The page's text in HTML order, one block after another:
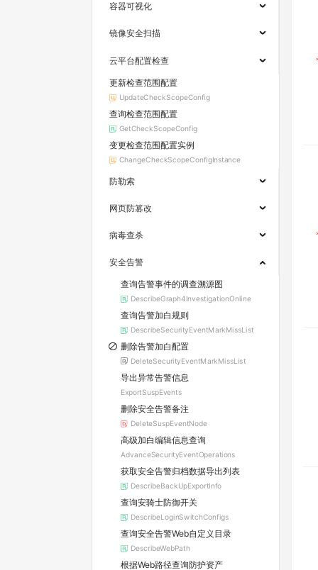
容器可视化
镜像安全扫描
云平台配置检查
更新检查范围配置
UpdateCheckScopeConfig
查询检查范围配置
GetCheckScopeConfig
变更检查范围配置实例
ChangeCheckScopeConfigInstance
防勒索
网页防篡改
病毒查杀
安全告警
查询告警事件的调查溯源图
DescribeGraph4InvestigationOnline
查询告警加白规则
DescribeSecurityEventMarkMissList
删除告警加白配置
DeleteSecurityEventMarkMissList
导出异常告警信息
ExportSuspEvents
删除安全告警备注
DeleteSuspEventNode
高级加白编辑信息查询
AdvanceSecurityEventOperations
获取安全告警归档数据导出列表
DescribeBackUpExportInfo
查询安骑士防御开关
DescribeLoginSwitchConfigs
查询安全告警Web自定义目录
DescribeWebPath
根据Web路径查询防护资产